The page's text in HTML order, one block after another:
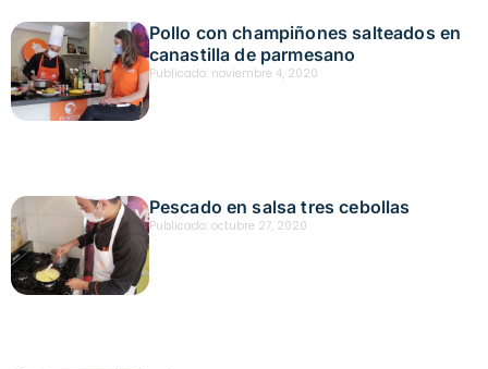
Pollo con champiñones salteados en
canastilla de parmesano
Publicado: noviembre 4, 2020
Pescado en salsa tres cebollas
Publicado: octubre 27, 2020